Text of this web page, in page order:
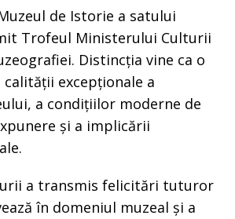
de Istorie a satului
Trofeul Ministerului Culturii
Distincția vine ca o
excepționale a
a condițiilor moderne de
și a implicării
a transmis felicitări tuturor
în domeniul muzeal și a